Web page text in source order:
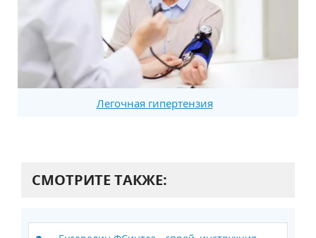
Легочная гипертензия
СМОТРИТЕ ТАКЖЕ: